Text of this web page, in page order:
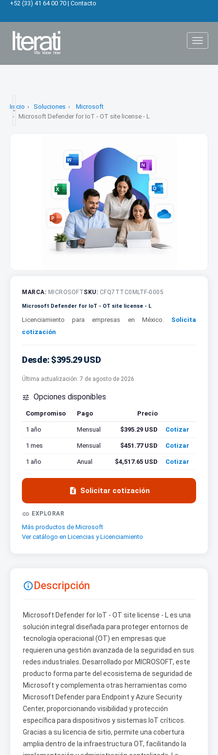
+52 (33) 41 64 00 70 | Contacto
Inicio Soluciones
Microsoft
Microsoft Defender for IoT - OT site license - L
MARCA: MICROSOFTSKU: CFQ7TTC0MLTF-0005
Microsoft Defender for IoT - OT site license - L
Licenciamiento para empresas en México. Solicita
cotización
Desde: $395.29 USD
Última actualización: 7 de agosto de 2026
 Opciones disponibles
Compromiso Pago Precio
1 año
Mensual $395.29 USD Cotizar
1 mes Mensual $451.77 USD Cotizar
1 año Anual $4,517.65 USD Cotizar
 Solicitar cotización
 EXPLORAR
Más productos de Microsoft
Ver catálogo en Licencias y Licenciamiento
Descripción
Microsoft Defender for IoT - OT site license - L es una
solución integral diseñada para proteger entornos de
tecnología operacional (OT) en empresas que
requieren una gestión avanzada de la seguridad en sus
redes industriales. Desarrollado por MICROSOFT, este
producto forma parte del ecosistema de seguridad de
Microsoft y complementa otras herramientas como
Microsoft Defender para Endpoint y Azure Security
Center, proporcionando visibilidad y protección
específica para dispositivos y sistemas IoT críticos.
Gracias a su licencia de sitio, permite una cobertura
amplia dentro de la infraestructura OT, facilitando la